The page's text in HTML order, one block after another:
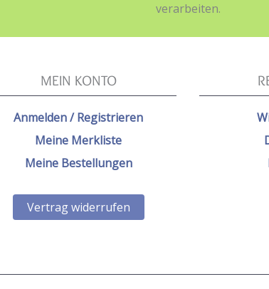
verarbeiten.
MEIN KONTO
Anmelden / Registrieren
Meine Merkliste
Meine Bestellungen
Vertrag widerrufen